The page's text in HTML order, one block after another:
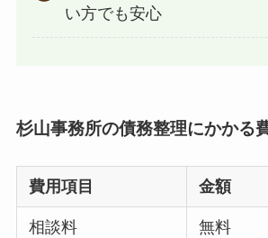
い方でも安心
杉山事務所の債務整理にかかる
費用項目 金額
相談料 無料